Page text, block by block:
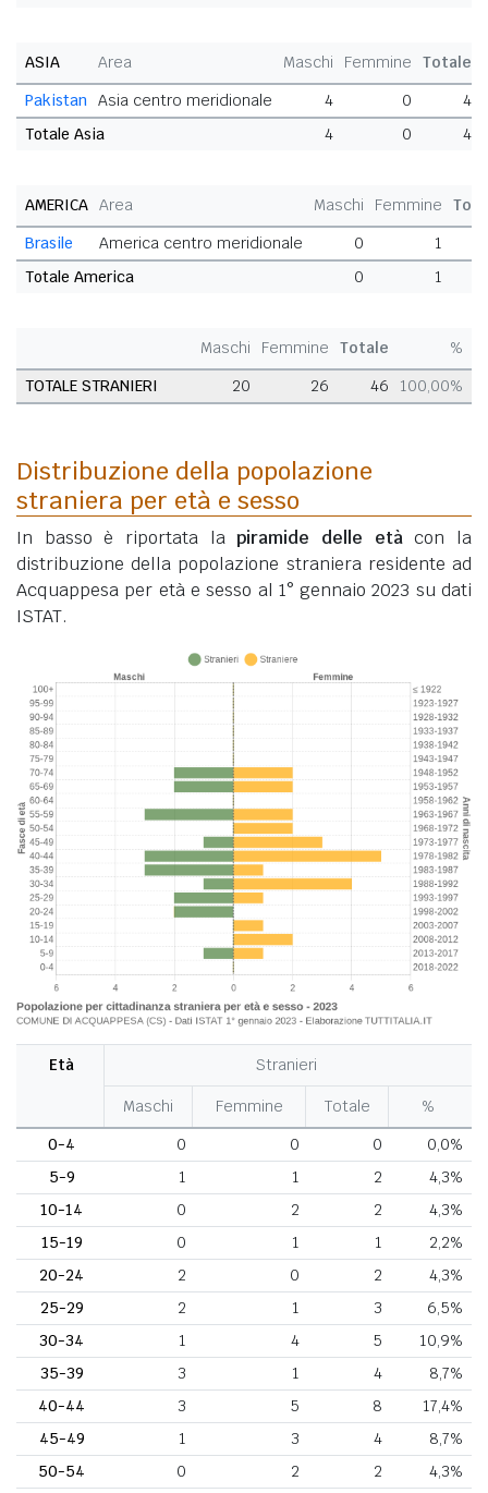
ASIA Area Maschi Femmine
Totale
Pakistan Asia centro meridionale 4 0 4
Totale Asia
4 0 4
AMERICA Area Maschi Femmine
Brasile
America centro meridionale 0
1
Totale America
0 1
Maschi Femmine Totale
%
TOTALE STRANIERI
20 26 46 100,00%
Distribuzione della popolazione
straniera per età e sesso
In basso è riportata lapiramide delle etàcon la
distribuzione della popolazione straniera residente ad
Acquappesa per età e sesso al 1° gennaio 2023 su dati
ISTAT.
Età Stranieri
Maschi Femmine Totale
%
0-4
0 0 0
0,0%
5-9
1 1 2
4,3%
10-14
0 2 2
4,3%
15-19
0 1 1
2,2%
20-24
2 0 2
4,3%
25-29
2 1 3
6,5%
30-34
1 4 5
10,9%
35-39
3 1 4
8,7%
40-44
3 5 8
17,4%
45-49
1 3 4
8,7%
50-54
0 2 2
4,3%